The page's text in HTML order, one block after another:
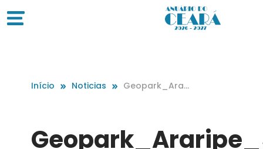
Início Noticias
Geopark_Arari